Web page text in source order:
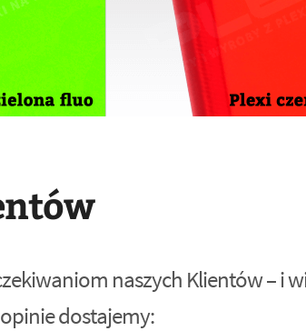
naszych Klientów – i
dostajemy: